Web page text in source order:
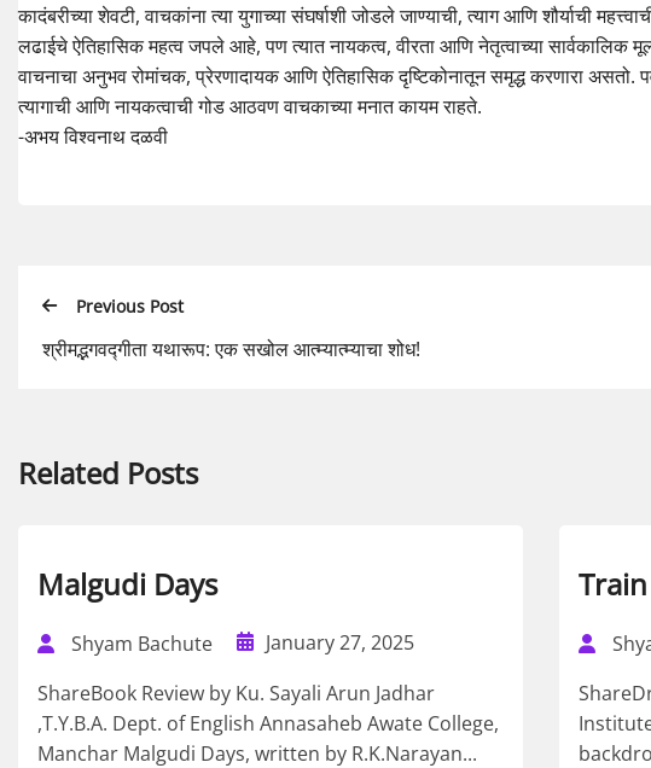
कादंबरीच्या शेवटी, वाचकांना त्या युगाच्या संघर्षाशी जोडले जाण्याची, त्याग आणि शौर्याची
लढाईचे ऐतिहासिक महत्व जपले आहे, पण त्यात नायकत्व, वीरता आणि नेतृत्वाच्या सार्वकालिक
वाचनाचा अनुभव रोमांचक, प्रेरणादायक आणि ऐतिहासिक दृष्टिकोनातून समृद्ध करणारा असतो.
त्यागाची आणि नायकत्वाची गोड आठवण वाचकाच्या मनात कायम राहते.
-अभय विश्वनाथ दळवी
Previous Post
श्रीमद्भगवद्गीता यथारूप: एक सखोल आत्म्यात्म्याचा शोध!
Related Posts
Malgudi Days
Shyam Bachute
January 27, 2025
ShareBook Review by Ku. Sayali Arun Jadhar
,T.Y.B.A. Dept. of English Annasaheb Awate College,
Manchar Malgudi Days, written by R.K.Narayan...